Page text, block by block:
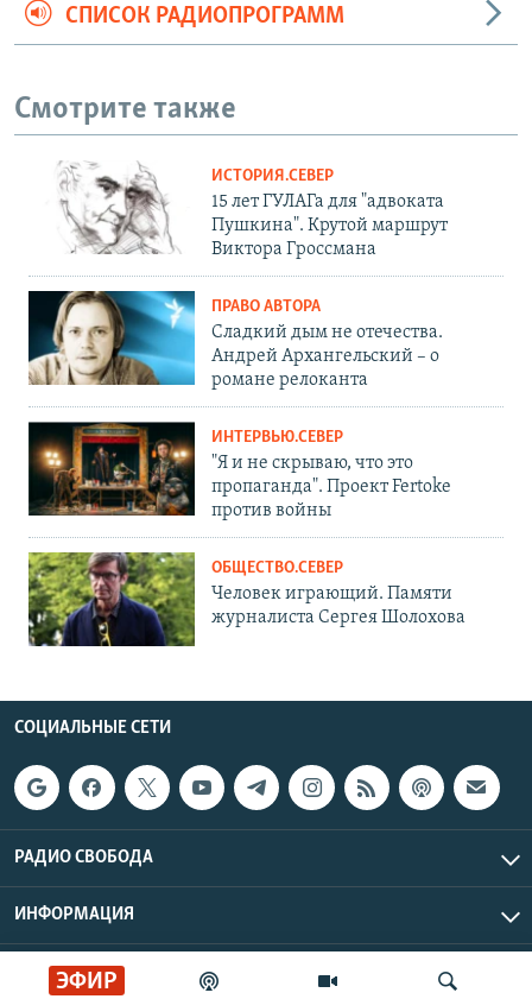
ЭФИР
СПИСОК РАДИОПРОГРАММ
Смотрите также
ИСТОРИЯ.СЕВЕР
15 лет ГУЛАГа для "адвоката
Пушкина". Крутой маршрут
Виктора Гроссмана
ПРАВО АВТОРА
Сладкий дым не отечества.
Андрей Архангельский – о
романе релоканта
ИНТЕРВЬЮ.СЕВЕР
"Я и не скрываю, что это
пропаганда". Проект Fertoke
против войны
ОБЩЕСТВО.СЕВЕР
Человек играющий. Памяти
журналиста Сергея Шолохова
СОЦИАЛЬНЫЕ СЕТИ
РАДИО СВОБОДА
ИНФОРМАЦИЯ
Радио Свобода © 2026 RFE/RL, Inc. | Все права защищены.